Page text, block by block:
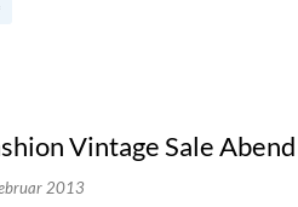
Vintage Sale
2013